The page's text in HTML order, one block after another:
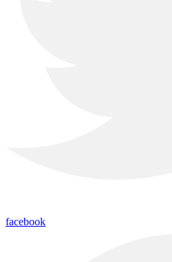
facebook